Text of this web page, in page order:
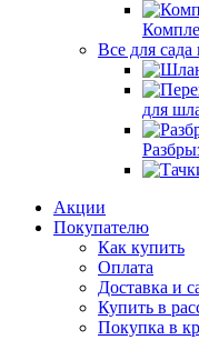
Все для сада
для
Акции
Покупателю
Как купить
Оплата
Доставка и
Купить в
Покупка в